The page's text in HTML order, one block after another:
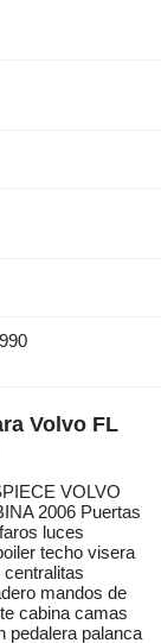
Volvo FL
VOLVO
2006 Puertas
luces
techo visera
mandos de
cabina camas
pedalera palanca